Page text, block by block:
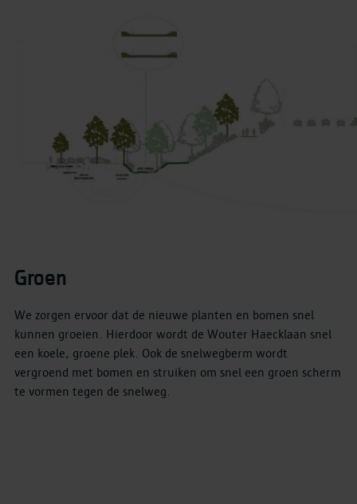
Groen
We zorgen ervoor dat de nieuwe planten en bomen snel
kunnen groeien. Hierdoor wordt de Wouter Haecklaan snel
een koele, groene plek. Ook de snelwegberm wordt
vergroend met bomen en struiken om snel een groen scherm
te vormen tegen de snelweg.